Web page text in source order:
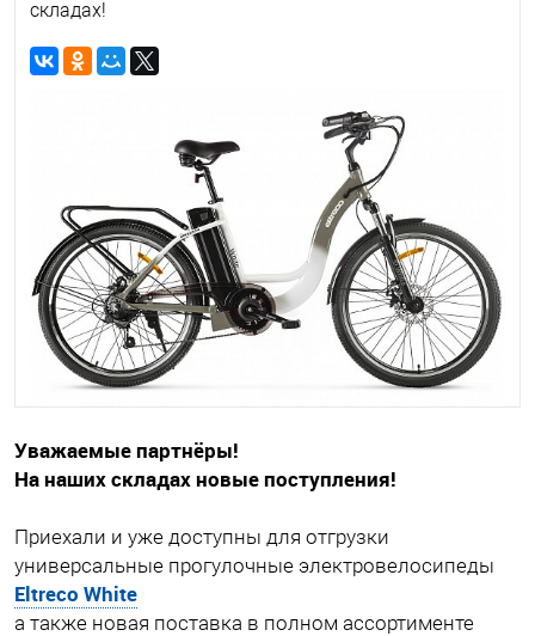
складах!
Уважаемые партнёры!
На наших складах новые поступления!
Приехали и уже доступны для отгрузки
универсальные прогулочные электровелосипеды
Eltreco White
а также новая поставка в полном ассортименте